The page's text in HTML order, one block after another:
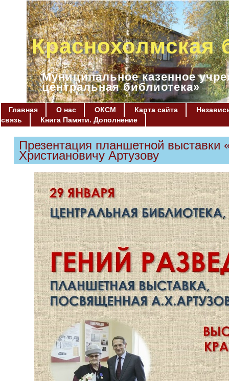
Краснохолмская
Муниципальное казенное
центральная библиотека»
Главная О нас ОКСМ Карта сайта
связь
Книга Памяти. Дополнение
Презентация планшетной выставки
Христиановичу Артузову